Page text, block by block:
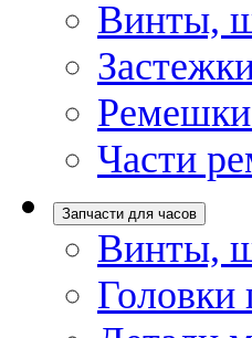
Винты,
Ремешки
Части
Запчасти для часов
Винты,
Головки